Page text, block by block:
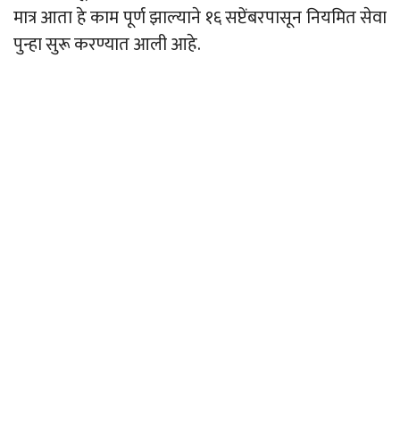
मात्र आता हे काम पूर्ण झाल्याने १६ सप्टेंबरपासून नियमित सेवा
पुन्हा सुरू करण्यात आली आहे.